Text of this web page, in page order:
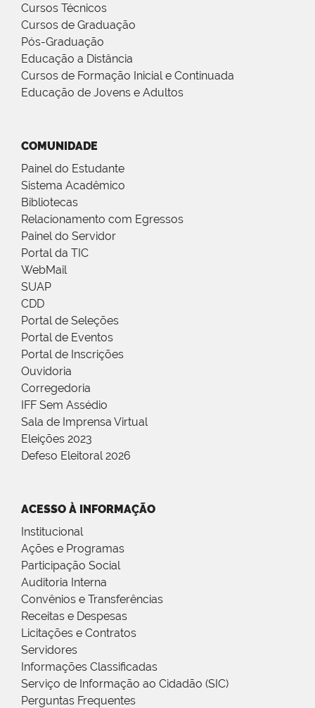
Cursos Técnicos
Cursos de Graduação
Pós-Graduação
Educação a Distância
Cursos de Formação Inicial e Continuada
Educação de Jovens e Adultos
COMUNIDADE
Painel do Estudante
Sistema Acadêmico
Bibliotecas
Relacionamento com Egressos
Painel do Servidor
Portal da TIC
WebMail
SUAP
CDD
Portal de Seleções
Portal de Eventos
Portal de Inscrições
Ouvidoria
Corregedoria
IFF Sem Assédio
Sala de Imprensa Virtual
Eleições 2023
Defeso Eleitoral 2026
ACESSO À INFORMAÇÃO
Institucional
Ações e Programas
Participação Social
Auditoria Interna
Convênios e Transferências
Receitas e Despesas
Licitações e Contratos
Servidores
Informações Classificadas
Serviço de Informação ao Cidadão (SIC)
Perguntas Frequentes